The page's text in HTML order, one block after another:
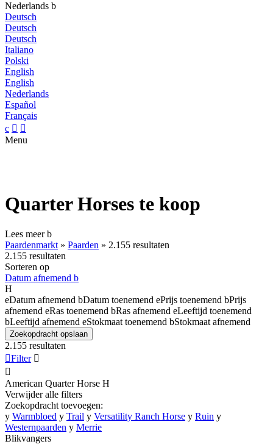
Nederlands b
Deutsch
Deutsch
Deutsch
Italiano
Polski
English
English
Nederlands
Español
Français
c  
Menu
Quarter Horses te koop
Lees meerb
Paardenmarkt » Paarden » 2.155 resultaten
2.155 resultaten
Sorteren op
Datum afnemend b
H
eDatum afnemend bDatum toenemend ePrijs toenemend bPrijs
afnemend eRas toenemend bRas afnemend eLeeftijd toenemend
bLeeftijd afnemend eStokmaat toenemend bStokmaat afnemend
Zoekopdracht opslaan
2.155 resultaten
Filter 

American Quarter Horse H
Verwijder alle filters
Zoekopdracht toevoegen:
y Warmbloed y Trail y Versatility Ranch Horse y Ruin y
Westernpaarden y Merrie
Blikvangers